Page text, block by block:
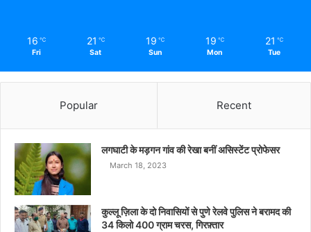
16 ℃
Fri
21 ℃
Sat
19 ℃
Sun
19 ℃
Mon
21 ℃
Tue
Popular Recent
लगघाटी के मड़गन गांव की रेखा बनीं असिस्टेंट प्रोफेसर
March 18, 2023
कुल्लू ज़िला के दो निवासियों से पुणे रेलवे पुलिस ने बरामद की
34 किलो 400 ग्राम चरस, गिरफ़्तार